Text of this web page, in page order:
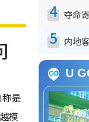
是
模
4
5
U